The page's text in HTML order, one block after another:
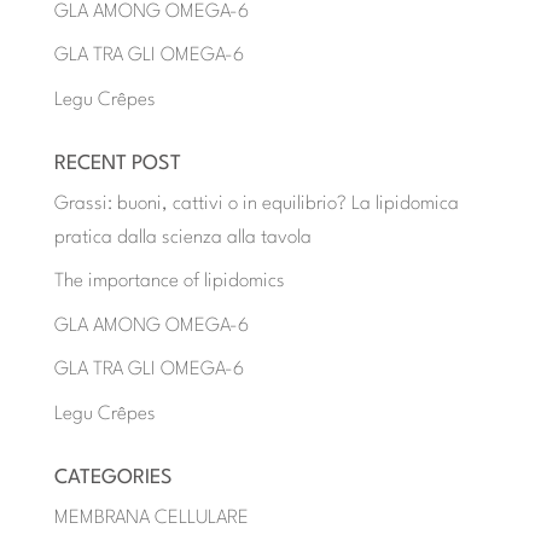
GLA AMONG OMEGA-6
GLA TRA GLI OMEGA-6
Legu Crêpes
RECENT POST
Grassi: buoni, cattivi o in equilibrio? La lipidomica
pratica dalla scienza alla tavola
The importance of lipidomics
GLA AMONG OMEGA-6
GLA TRA GLI OMEGA-6
Legu Crêpes
CATEGORIES
MEMBRANA CELLULARE